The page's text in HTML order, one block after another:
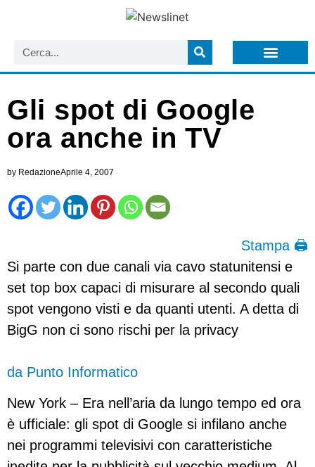
Gli spot di Google
ora anche in TV
by RedazioneAprile 4, 2007
Stampa 🖨
Si parte con due canali via cavo statunitensi e
set top box capaci di misurare al secondo quali
spot vengono visti e da quanti utenti. A detta di
BigG non ci sono rischi per la privacy
da Punto Informatico
New York – Era nell’aria da lungo tempo ed ora
è ufficiale: gli spot di Google si infilano anche
nei programmi televisivi con caratteristiche